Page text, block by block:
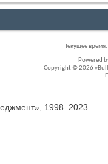
Текущее время:
Powered
Copyright © 2026
1998–2023